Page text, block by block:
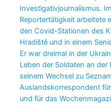
Investigativjournalismus.
Reportertätigkeit arbeitete
den Covid-Stationen des
Hradiště und in einem
Er war dreimal in der
Leben der Soldaten an
seinem Wechsel zu
Auslandskorrespondent
und für das